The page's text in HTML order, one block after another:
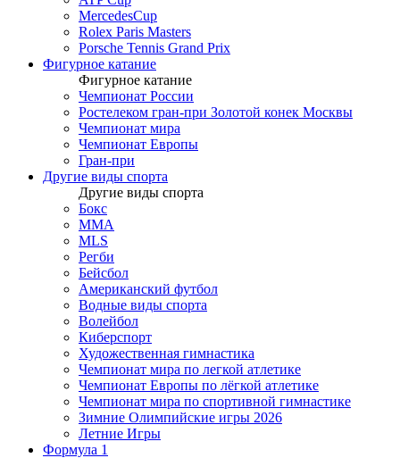
MercedesCup
Rolex Paris Masters
Porsche Tennis Grand Prix
Фигурное катание
Фигурное катание
Чемпионат России
Ростелеком гран-при Золотой конек Москвы
Чемпионат мира
Чемпионат Европы
Гран-при
Другие виды спорта
Другие виды спорта
Бокс
MMA
MLS
Регби
Бейсбол
Американский футбол
Водные виды спорта
Волейбол
Киберспорт
Художественная гимнастика
Чемпионат мира по легкой атлетике
Чемпионат Европы по лёгкой атлетике
Чемпионат мира по спортивной гимнастике
Зимние Олимпийские игры 2026
Летние Игры
Формула 1